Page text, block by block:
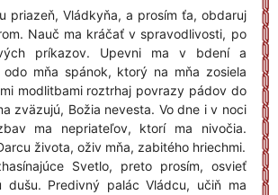
priazeň, Vládkyňa, a prosím ťa, obdaruj
Nauč ma kráčať v spravodlivosti, po
príkazov. Upevni ma v bdení a
odo mňa spánok, ktorý na mňa zosiela
modlitbami roztrhaj povrazy pádov do
zväzujú, Božia nevesta. Vo dne i v noci
ma nepriateľov, ktorí ma nivočia.
života, oživ mňa, zabitého hriechmi.
Svetlo, preto prosím, osvieť
dušu. Predivný palác Vládcu, učiň ma